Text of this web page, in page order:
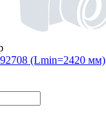
(Lmin=2420 мм)